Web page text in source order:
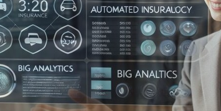
メディア掲載
運営団体
管理団体